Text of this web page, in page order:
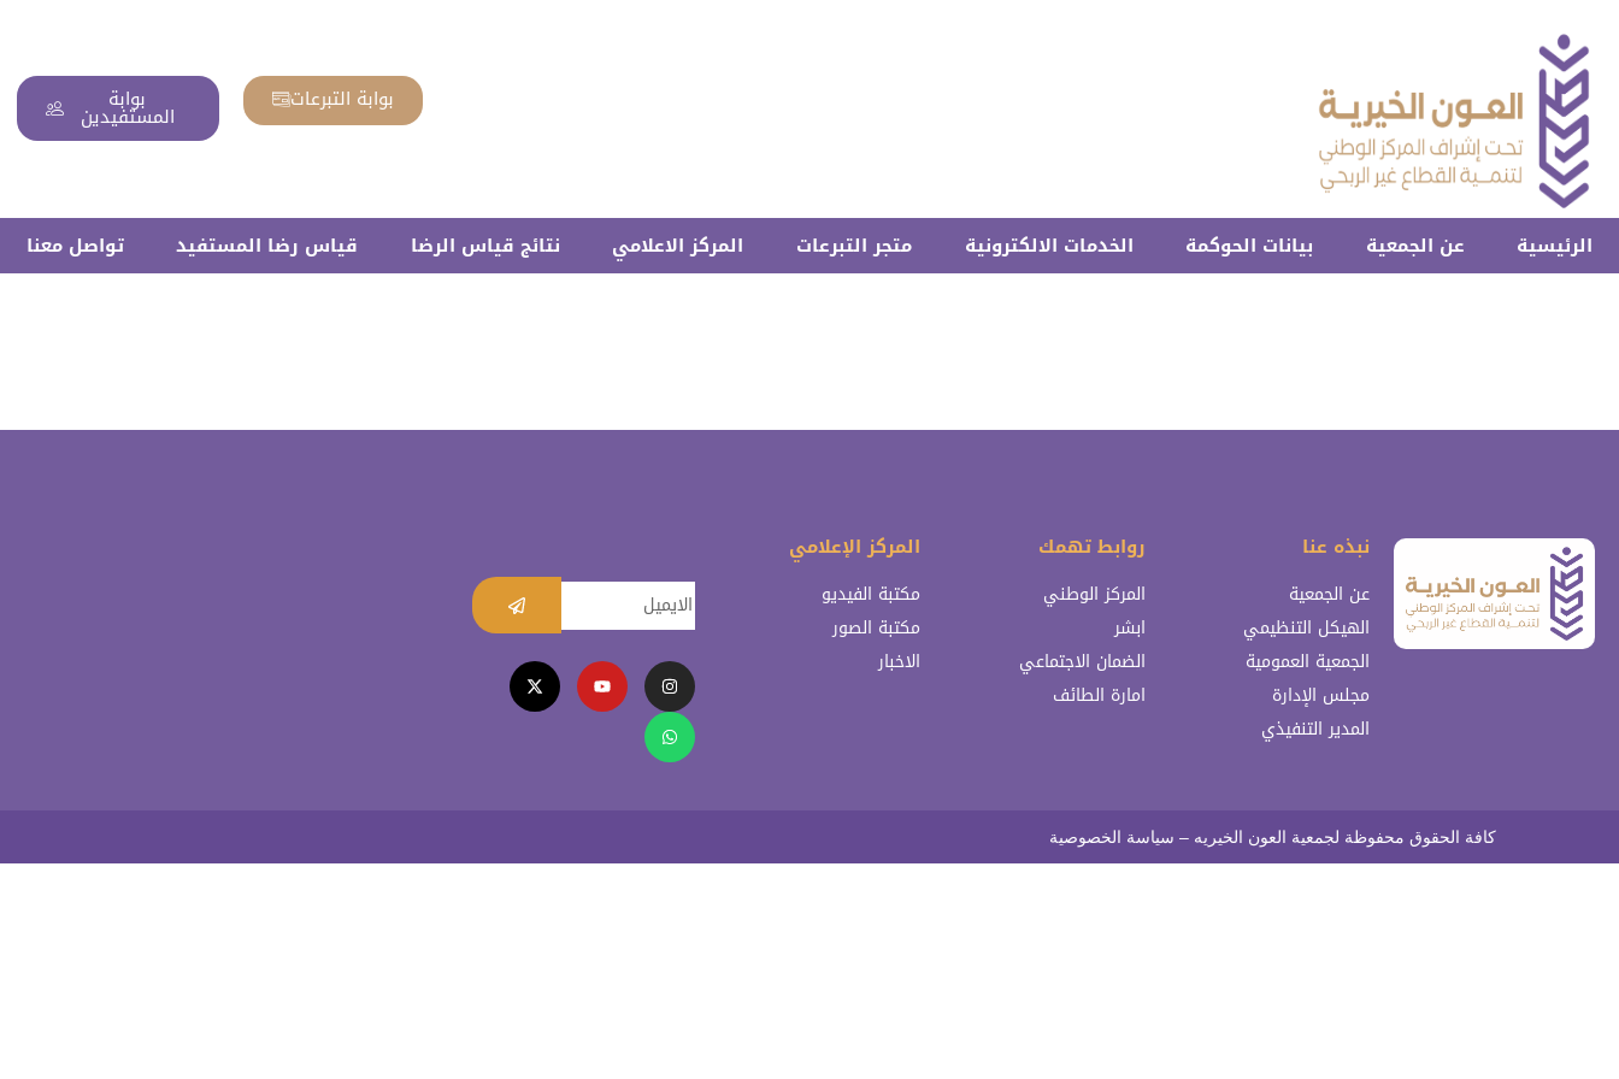
بوابة التبرعات بوابة
المستفيدين
الرئيسية عن الجمعية بيانات الحوكمة الخدمات الالكترونية متجر التبرعات المركز الاعلامي نتائج قياس الرضا قياس رضا المستفيد تواصل معنا
نبذه عنا
عن الجمعية
الهيكل التنظيمي
الجمعية العمومية
مجلس الإدارة
المدير التنفيذي
روابط تهمك
المركز الوطني
ابشر
الضمان الاجتماعي
امارة الطائف
المركز الإعلامي
مكتبة الفيديو
مكتبة الصور
الاخبار
كافة الحقوق محفوظة لجمعية العون الخيريه – سياسة الخصوصية